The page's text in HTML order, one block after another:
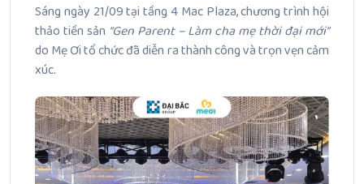
Sáng ngày 21/09 tại tầng 4 Mac Plaza, chương trình hội
thảo tiền sản “Gen Parent – Làm cha mẹ thời đại mới”
do Mẹ Ơi tổ chức đã diễn ra thành công và trọn vẹn cảm
xúc.